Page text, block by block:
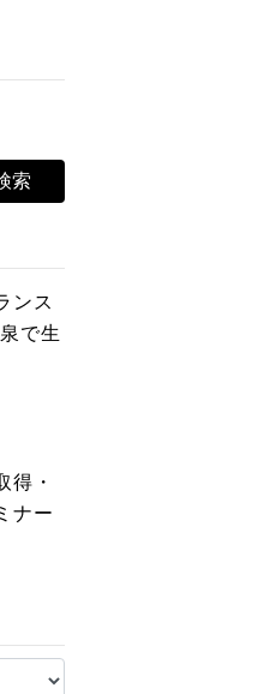
ンス
で生
得・
ナー